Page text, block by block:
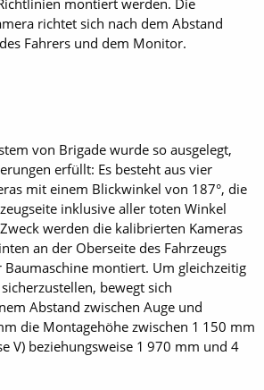
montiert werden. Die
richtet sich nach dem Abstand
Fahrers und dem Monitor.
von Brigade wurde so ausgelegt,
erfüllt: Es besteht aus vier
mit einem Blickwinkel von 187°, die
inklusive aller toten Winkel
werden die kalibrierten Kameras
an der Oberseite des Fahrzeugs
Baumaschine montiert. Um gleichzeitig
bewegt sich
Abstand zwischen Auge und
die Montagehöhe ­zwischen 1 150 mm
V) beziehungsweise 1 970 mm und 4